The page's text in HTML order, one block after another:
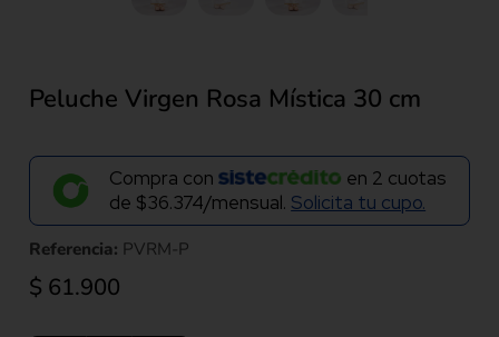
Peluche Virgen Rosa Mística 30 cm
Compra con en 2 cuotas
de $36.374/mensual. Solicita tu cupo.
Referencia: PVRM-P
$ 61.900